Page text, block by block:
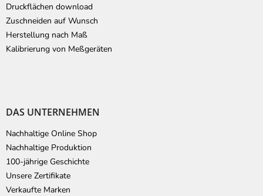
Druckflächen download
Zuschneiden auf Wunsch
Herstellung nach Maß
Kalibrierung von Meßgeräten
DAS UNTERNEHMEN
Nachhaltige Online Shop
Nachhaltige Produktion
100-jährige Geschichte
Unsere Zertifikate
Verkaufte Marken